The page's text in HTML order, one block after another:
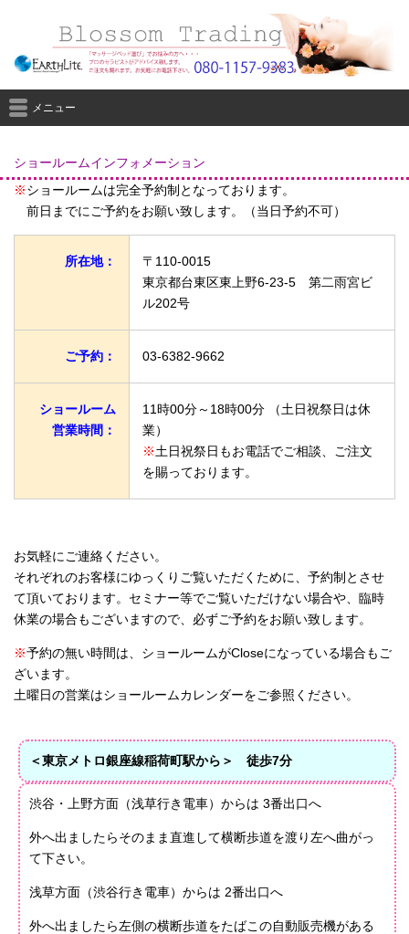
メニュー
ショールームインフォメーション
※ショールームは完全予約制となっております。
前日までにご予約をお願い致します。（当日予約不可）
所在地：
〒110-0015
東京都台東区東上野6-23-5 第二雨宮ビ
ル202号
ご予約： 03-6382-9662
ショールーム
営業時間：
11時00分～18時00分 （土日祝祭日は休
業）
※土日祝祭日もお電話でご相談、ご注文
を賜っております。
お気軽にご連絡ください。
それぞれのお客様にゆっくりご覧いただくために、予約制とさせ
て頂いております。セミナー等でご覧いただけない場合や、臨時
休業の場合もございますので、必ずご予約をお願い致します。
※予約の無い時間は、ショールームがCloseになっている場合もご
ざいます。
土曜日の営業はショールームカレンダーをご参照ください。
＜東京メトロ銀座線稲荷町駅から＞ 徒歩7分
渋谷・上野方面（浅草行き電車）からは 3番出口へ
外へ出ましたらそのまま直進して横断歩道を渡り左へ曲がっ
て下さい。
浅草方面（渋谷行き電車）からは 2番出口へ
外へ出ましたら左側の横断歩道をたばこの自動販売機がある